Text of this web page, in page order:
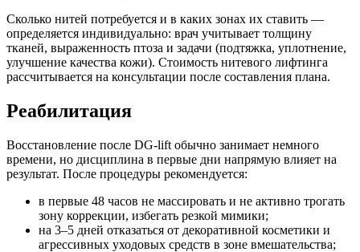
Сколько нитей потребуется и в каких зонах их ставить —
определяется индивидуально: врач учитывает толщину
тканей, выраженность птоза и задачи (подтяжка, уплотнение,
улучшение качества кожи). Стоимость нитевого лифтинга
рассчитывается на консультации после составления плана.
Реабилитация
Восстановление после DG-lift обычно занимает немного
времени, но дисциплина в первые дни напрямую влияет на
результат. После процедуры рекомендуется:
в первые 48 часов не массировать и не активно трогать
зону коррекции, избегать резкой мимики;
на 3–5 дней отказаться от декоративной косметики и
агрессивных уходовых средств в зоне вмешательства;